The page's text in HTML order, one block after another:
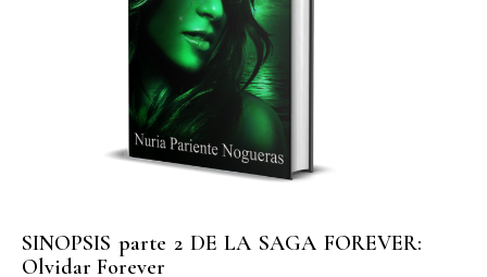
SINOPSIS parte 2 DE LA SAGA FOREVER:
Olvidar Forever